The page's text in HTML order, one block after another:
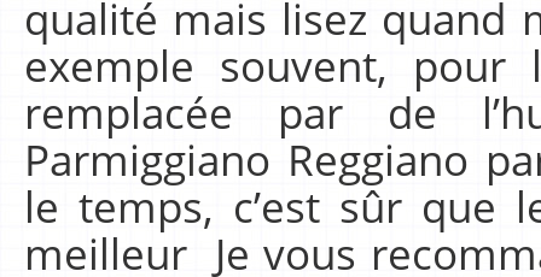
qualité mais lisez quand
exemple souvent, pour
remplacée par de
Parmiggiano Reggiano
le temps, c’est sûr que
meilleur Je vous